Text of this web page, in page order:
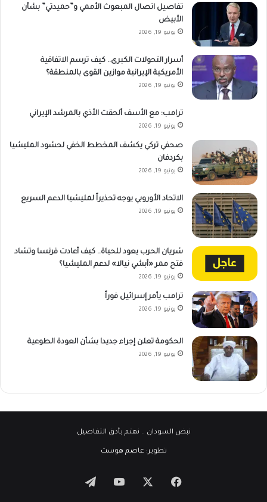
تفاصيل اتصال المبعوث الأممي و”حميدتي” بشأن
الأبيض
يونيو 19, 2026
أسرار التحولات الكبرى.. كيف ترسم الاتفاقية
الأمريكية الإيرانية موازين القوى بالمنطقة؟
يونيو 19, 2026
ترامب: مع الأسف ألحقت الأذي بالمرشد الإيراني
يونيو 19, 2026
صحفي تركي يكشف المخطط الخفي لحشود المليشيا
بكردفان
يونيو 19, 2026
الاتحاد الأوروبي يوجه تحذيراً لمليشيا الدعم السريع
يونيو 19, 2026
شريان الحرب يعود للحياة.. كيف أعادت فرنسا وتشاد
فتح ممر «أبشي نيالا» لدعم المليشيا؟
يونيو 19, 2026
ترامب يأمر إسرائيل فوراً
يونيو 19, 2026
الحكومة تعلن إجراء جديدا بشأن العودة الطوعية
يونيو 19, 2026
نبض السودان .. نهتم بأدق التفاصيل
تطوير:عاصم هوست
فيسبوك ‫YouTubeتيلقرام